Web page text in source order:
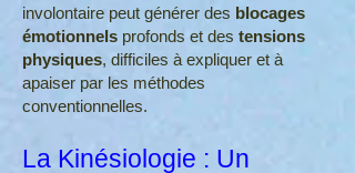
involontaire peut générer des blocages
émotionnels profonds et des tensions
physiques, difficiles à expliquer et à
apaiser par les méthodes
conventionnelles.
La Kinésiologie : Un